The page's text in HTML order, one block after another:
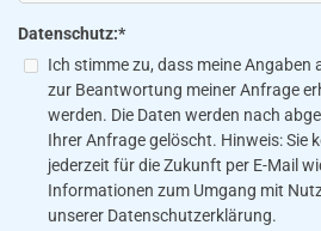
Datenschutz:*
Ich stimme zu, dass meine
zur Beantwortung meiner Anfrage
werden. Die Daten werden nach
Ihrer Anfrage gelöscht. Hinweis: Sie
jederzeit für die Zukunft per E-Mail
Informationen zum Umgang mit
unserer Datenschutzerklärung.